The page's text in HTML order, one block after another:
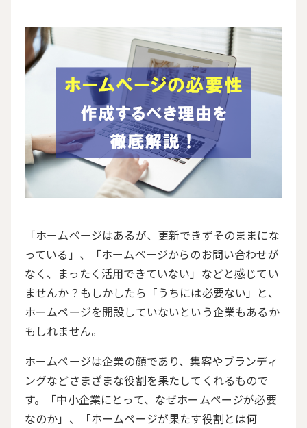
「ホームページはあるが、更新できずそのままにな
っている」、「ホームページからのお問い合わせが
なく、まったく活用できていない」などと感じてい
ませんか？もしかしたら「うちには必要ない」と、
ホームページを開設していないという企業もあるか
もしれません。
ホームページは企業の顔であり、集客やブランディ
ングなどさまざまな役割を果たしてくれるもので
す。「中小企業にとって、なぜホームページが必要
なのか」、「ホームページが果たす役割とは何